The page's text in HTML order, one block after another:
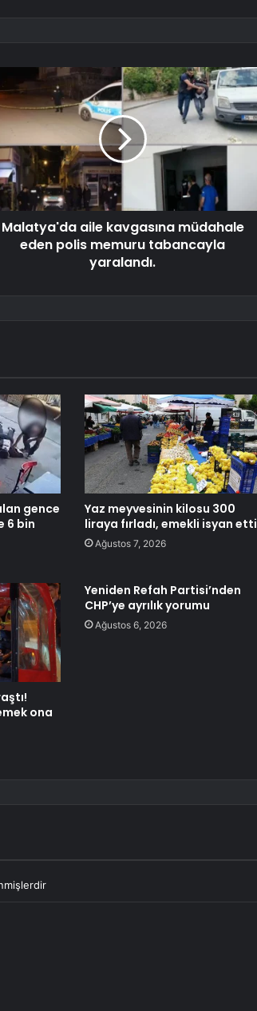
Malatya'da aile kavgasına müdahale
eden polis memuru tabancayla
yaralandı.
gence
6 bin
Yaz meyvesinin kilosu 300
liraya fırladı, emekli isyan etti
Ağustos 7, 2026
ona
Yeniden Refah Partisi’nden
CHP’ye ayrılık yorumu
Ağustos 6, 2026